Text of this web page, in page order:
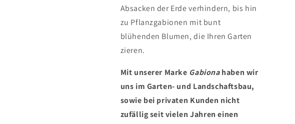
Absacken der Erde verhindern, bis hin
zu Pflanzgabionen mit bunt
blühenden Blumen, die Ihren Garten
zieren.
Mit unserer Marke Gabionahaben wir
uns im Garten- und Landschaftsbau,
sowie bei privaten Kunden nicht
zufällig seit vielen Jahren einen